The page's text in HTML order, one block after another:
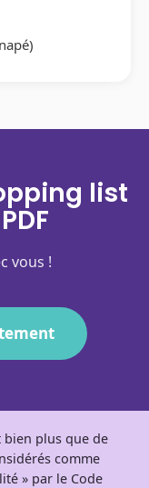
list
vous !
bien plus que de
comme
» par le Code